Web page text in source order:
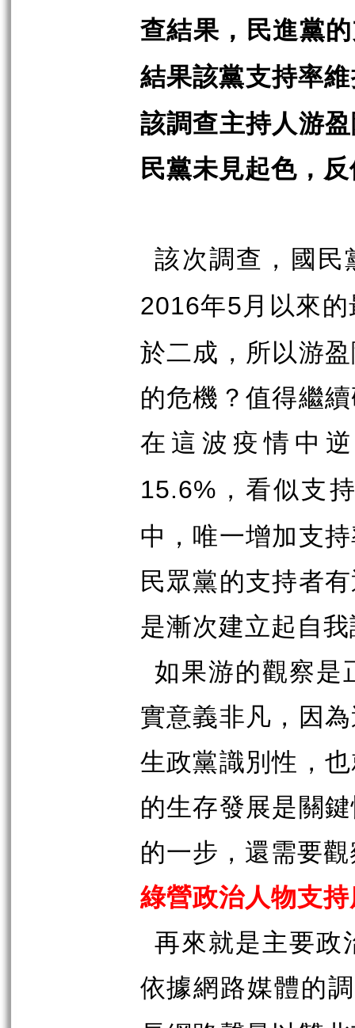
查結果，民進黨
結果該黨支持率
該調查主持人游
民黨未見起色，
該次調查，國民
2016年5月以來
於二成，所以游
的危機？值得繼
在這波疫情中
15.6% ，看似支
中，唯一增加支
民眾黨的支持者
是漸次建立起自
如果游的觀察是
實意義非凡，因
生政黨識別性，
的生存發展是關
的一步，還需要
綠營政治人物支
再來就是主要政
依據網路媒體的